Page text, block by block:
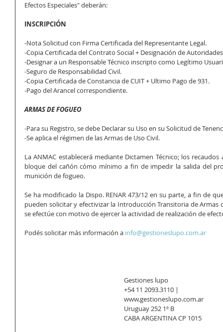
Efectos Especiales" deberán:
INSCRIPCIÓN
-Nota Solicitud con Firma Certificada del Representante Legal.
-Copia Certificada del Contrato Social + Designación de
-Designar a un Responsable Técnico inscripto como Legítimo
-Seguro de Responsabilidad Civil.
-Copia Certificada de Constancia de CUIT + Ultimo Pago de 931.
-Pago del Arancel correspondiente.
ARMAS DE FOGUEO
-Para su Registro, se debe Declarar su Uso en su Solicitud de
-Se aplica el régimen de las Armas de Uso Civil.
La ANMAC establecerá mediante Dictamen Técnico; los
bloque del cañón cómo mínimo a fin de impedir la salida del
munición de fogueo.
Se ha modificado la Dispo. RENAR 473/12 en su parte, a fin de
pueden solicitar y efectivizar la Introducción Transitoria de Armas
se efectúe con motivo de ejercer la actividad de realización de
Podés solicitar más información a info@gestioneslupo.com.ar
Gestiones lupo
+54 11 2093.3110 |
www.gestioneslupo.com.ar
Uruguay 252 1º B
CABA ARGENTINA CP 1015